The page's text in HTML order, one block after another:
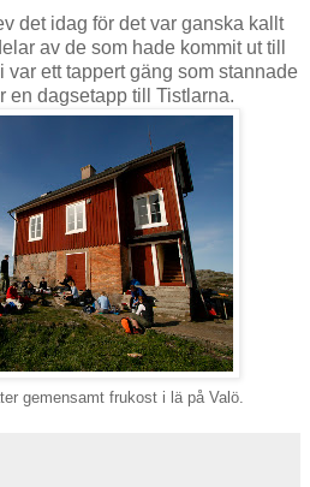
det idag för det var ganska kallt
av de som hade kommit ut till
ett tappert gäng som stannade
en dagsetapp till Tistlarna.
gemensamt frukost i lä på Valö.